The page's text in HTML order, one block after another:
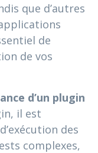
que d’autres
de
de vos
d’un plugin
il est
des
complexes,